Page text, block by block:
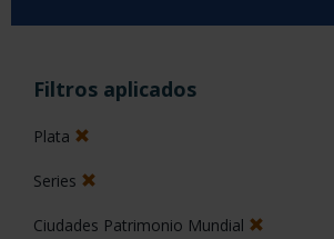
Filtros aplicados
Plata
Series
Ciudades Patrimonio Mundial